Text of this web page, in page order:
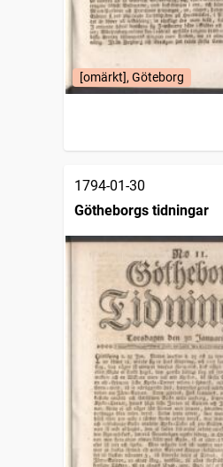
[omärkt], Göteborg
1794-01-30
Götheborgs tidningar